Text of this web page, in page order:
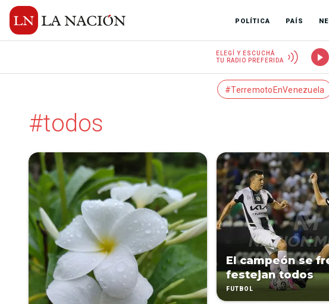
POLÍTICA PAÍS
ELEGÍ Y ESCUCHÁ
TU RADIO PREFERIDA
#TerremotoEnVenezuela
#todos
El campeón se
festejan todos
FÚTBOL